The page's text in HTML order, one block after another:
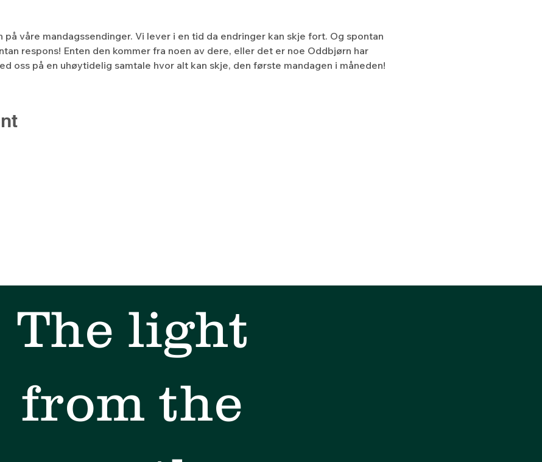
våre mandagssendinger. Vi lever i en tid da endringer kan skje fort. Og spontan
respons! Enten den kommer fra noen av dere, eller det er noe Oddbjørn har
oss på en uhøytidelig samtale hvor alt kan skje, den første mandagen i måneden!
The light
from the